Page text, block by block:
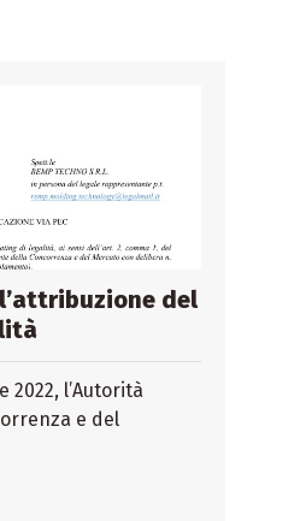
del
2022, l’Autorità
e del